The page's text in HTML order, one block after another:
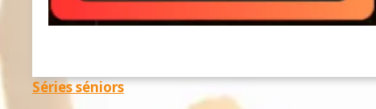
Navigation
Séries séniors